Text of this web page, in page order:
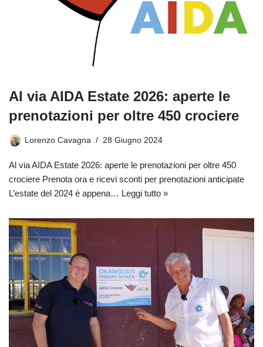
Al via AIDA Estate 2026: aperte le
prenotazioni per oltre 450 crociere
Lorenzo Cavagna 28 Giugno 2024
Al via AIDA Estate 2026: aperte le prenotazioni per oltre 450
crociere Prenota ora e ricevi sconti per prenotazioni anticipate
L’estate del 2024 è appena… Leggi tutto »